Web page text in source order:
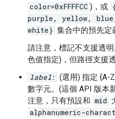
color=0xFFFFCC )，或
purple, yellow,
white} 集合中的預先定
請注意，標記不支援透
色值指定)，但路徑支援透
label : (選用) 指定 {A-
數字元。(這個 API 版本
注意，只有預設和 mid
alphanumeric-